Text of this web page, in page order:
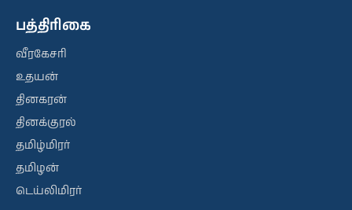
பத்திரிகை
வீரகேசரி
உதயன்
தினகரன்
தினக்குரல்
தமிழ்மிரர்
தமிழன்
டெய்லிமிரர்